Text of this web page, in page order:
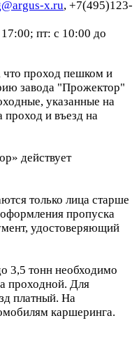
x.ru, +7(495)123-
пт: с 10:00 до
проход пешком и
завода "Прожектор"
указанные на
и въезд на
действует
только лица старше
пропуска
удостоверяющий
3,5 тонн необходимо
проходной. Для
платный. На
каршеринга.